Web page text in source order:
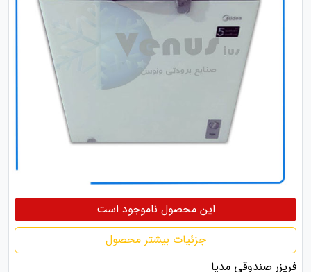
این محصول ناموجود است
جزئیات بیشتر محصول
فریزر صندوقی مدیا